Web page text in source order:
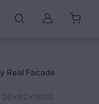
Můj účet
Real Facade
26x92x1800